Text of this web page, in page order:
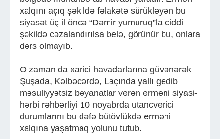
xalqını açıq şəkildə fəlakətə sürükləyən bu
siyasət üç il öncə “Dəmir yumuruq”la ciddi
şəkildə cəzalandırılsa belə, görünür bu, onlara
dərs olmayıb.
O zaman da xarici havadarlarına güvənərək
Şuşada, Kəlbəcərdə, Laçında yallı gedib
məsuliyyətsiz bəyanatlar verən erməni siyasi-
hərbi rəhbərliyi 10 noyabrda utancverici
durumlarını bu dəfə bütövlükdə erməni
xalqına yaşatmaq yolunu tutub.